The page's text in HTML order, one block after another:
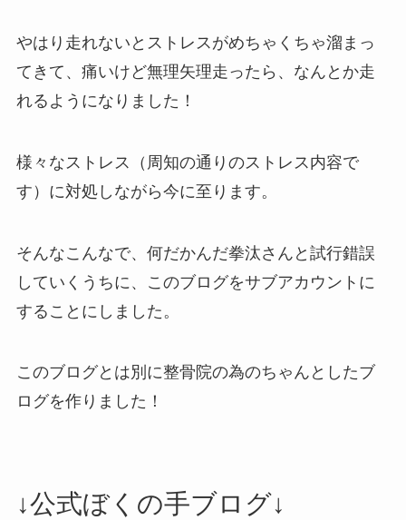
やはり走れないとストレスがめちゃくちゃ溜まっ
てきて、痛いけど無理矢理走ったら、なんとか走
れるようになりました！
様々なストレス（周知の通りのストレス内容で
す）に対処しながら今に至ります。
そんなこんなで、何だかんだ拳汰さんと試行錯誤
していくうちに、このブログをサブアカウントに
することにしました。
このブログとは別に整骨院の為のちゃんとしたブ
ログを作りました！
↓公式ぼくの手ブログ↓